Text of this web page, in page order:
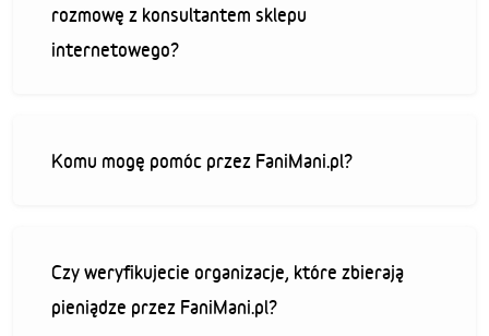
rozmowę z konsultantem sklepu
internetowego?
Komu mogę pomóc przez FaniMani.pl?
Czy weryfikujecie organizacje, które zbierają
pieniądze przez FaniMani.pl?